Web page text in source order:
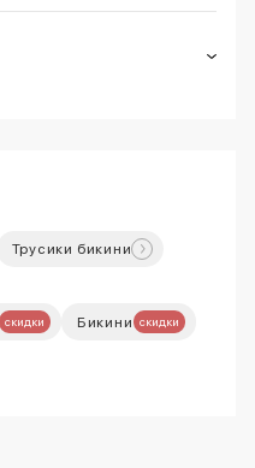
Трусики бикини
скидки Бикини скидки